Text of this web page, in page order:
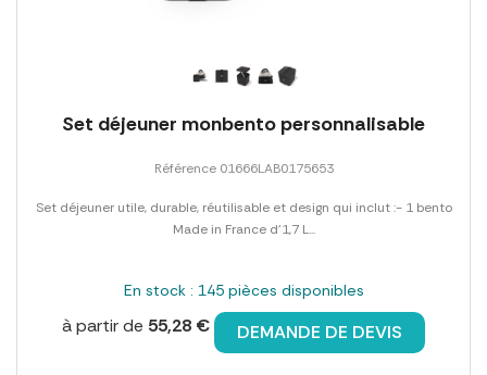
Set déjeuner monbento personnalisable
Référence 01666LAB0175653
Set déjeuner utile, durable, réutilisable et design qui inclut :- 1 bento
Made in France d'1,7 L...
En stock : 145 pièces disponibles
à partir de 55,28 € DEMANDE DE DEVIS